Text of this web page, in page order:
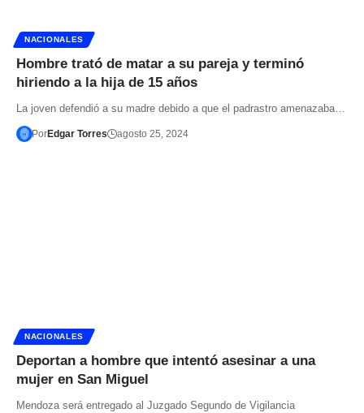
NACIONALES
Hombre trató de matar a su pareja y terminó
hiriendo a la hija de 15 años
La joven defendió a su madre debido a que el padrastro amenazaba…
PorEdgar Torres agosto 25, 2024
NACIONALES
Deportan a hombre que intentó asesinar a una
mujer en San Miguel
Mendoza será entregado al Juzgado Segundo de Vigilancia